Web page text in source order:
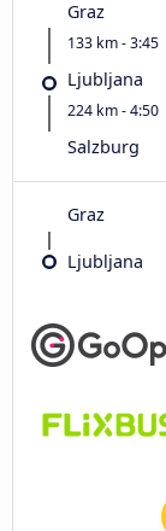
Graz
133 km - 3:45
Ljubljana
224 km - 4:50
Salzburg
Graz
Ljubljana